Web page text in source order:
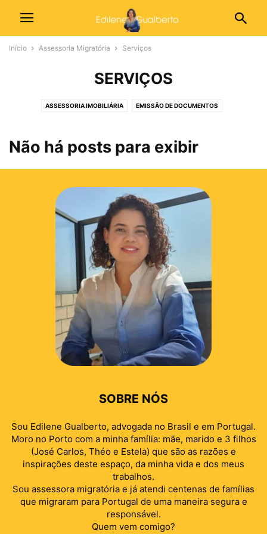
Início Assessoria Migratória Serviços
SERVIÇOS
ASSESSORIA IMOBILIÁRIA EMISSÃO DE DOCUMENTOS
Não há posts para exibir
SOBRE NÓS
Sou Edilene Gualberto, advogada no Brasil e em Portugal.
Moro no Porto com a minha família: mãe, marido e 3 filhos
(José Carlos, Théo e Estela) que são as razões e
inspirações deste espaço, da minha vida e dos meus
trabalhos.
Sou assessora migratória e já atendi centenas de famílias
que migraram para Portugal de uma maneira segura e
responsável.
Quem vem comigo?